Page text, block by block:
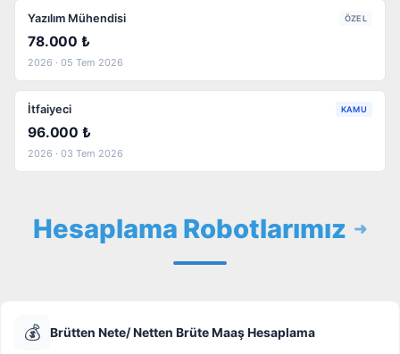
Yazılım Mühendisi ÖZEL
78.000 ₺
2026 · 05 Tem 2026
İtfaiyeci KAMU
96.000 ₺
2026 · 03 Tem 2026
Hesaplama Robotlarımız
💰 Brütten Nete/ Netten Brüte Maaş Hesaplama